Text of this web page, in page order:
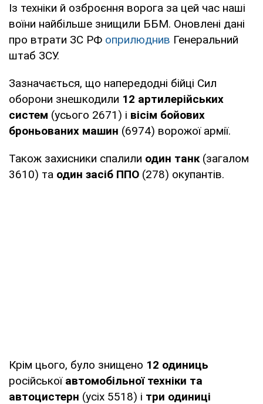
Із техніки й озброєння ворога за цей час наші
воїни найбільше знищили ББМ. Оновлені дані
про втрати ЗС РФ оприлюднив Генеральний
штаб ЗСУ.
Зазначається, що напередодні бійці Сил
оборони знешкодили 12 артилерійських
систем (усього 2671) і вісім бойових
броньованих машин (6974) ворожої армії.
Також захисники спалили один танк (загалом
3610) та один засіб ППО (278) окупантів.
Крім цього, було знищено 12 одиниць
російської автомобільної техніки та
автоцистерн (усіх 5518) і три одиниці